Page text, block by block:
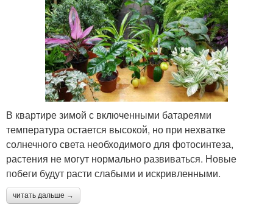
В квартире зимой с включенными батареями
температура остается высокой, но при нехватке
солнечного света необходимого для фотосинтеза,
растения не могут нормально развиваться. Новые
побеги будут расти слабыми и искривленными.
читать дальше →